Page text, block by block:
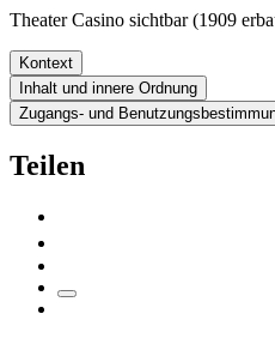
Theater Casino sichtbar (1909
Kontext
Inhalt und innere Ordnung
Zugangs- und
Teilen